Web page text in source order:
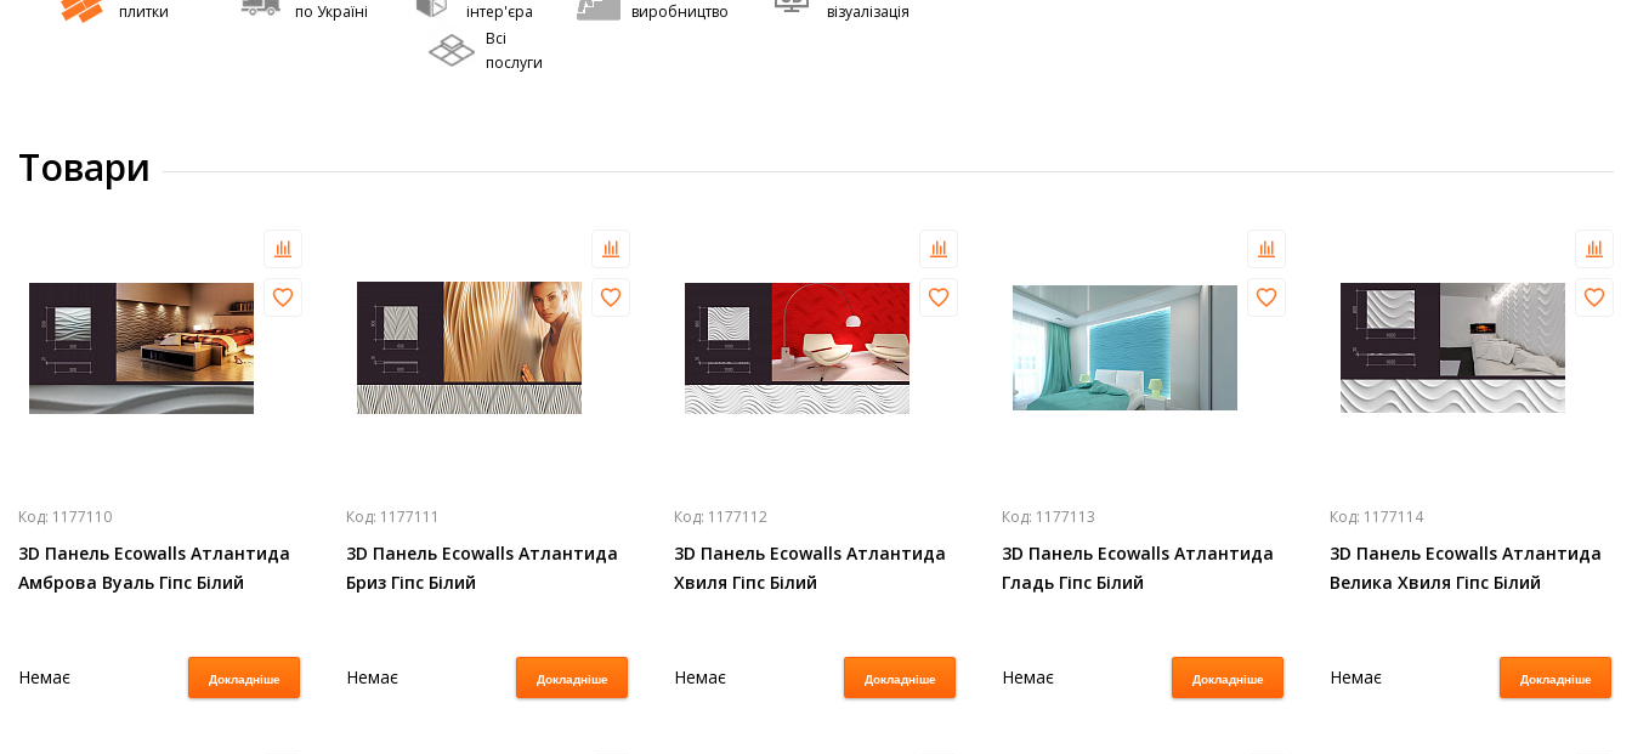
плитки
по Україні
інтер'єра
виробництво
візуалізація
Всі
послуги
Товари
Код: 1177110
3D Панель Ecowalls Атлантида
Амброва Вуаль Гіпс Білий
Немає Докладніше
Код: 1177111
3D Панель Ecowalls Атлантида
Бриз Гіпс Білий
Немає Докладніше
Код: 1177112
3D Панель Ecowalls Атлантида
Хвиля Гіпс Білий
Немає Докладніше
Код: 1177113
3D Панель Ecowalls Атлантида
Гладь Гіпс Білий
Немає Докладніше
Код: 1177114
3D Панель Ecowalls Атлантида
Велика Хвиля Гіпс Білий
Немає Докладніше